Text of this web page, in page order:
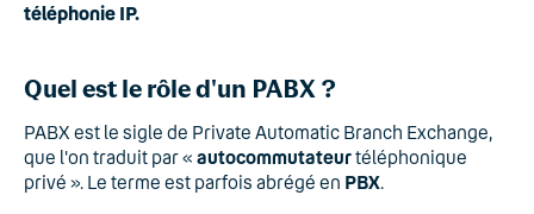
téléphonie IP.
Quel est le rôle d'un PABX ?
PABX est le sigle de Private Automatic Branch Exchange,
que l'on traduit par « autocommutateurtéléphonique
privé ». Le terme est parfois abrégé en PBX.